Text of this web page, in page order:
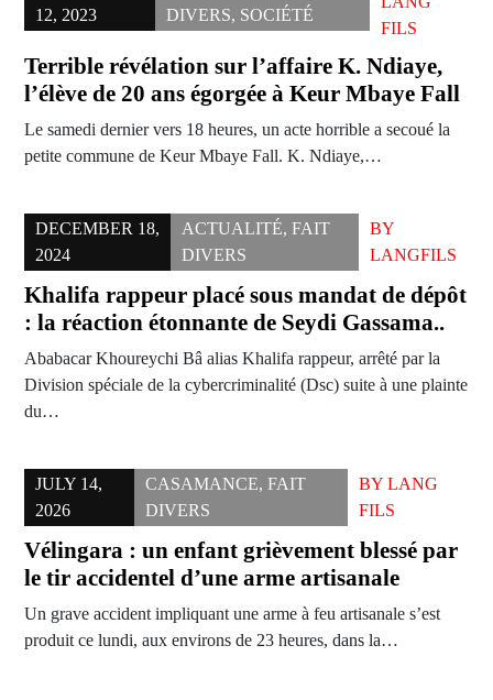
12, 2023
DIVERS, SOCIÉTÉ
FILS
Terrible révélation sur l’affaire K. Ndiaye,
l’élève de 20 ans égorgée à Keur Mbaye Fall
Le samedi dernier vers 18 heures, un acte horrible a secoué la
petite commune de Keur Mbaye Fall. K. Ndiaye,…
DECEMBER 18,
2024
ACTUALITÉ,FAIT
DIVERS
BY
LANGFILS
Khalifa rappeur placé sous mandat de dépôt
: la réaction étonnante de Seydi Gassama..
Ababacar Khoureychi Bâ alias Khalifa rappeur, arrêté par la
Division spéciale de la cybercriminalité (Dsc) suite à une plainte
du…
JULY 14,
2026
CASAMANCE,FAIT
DIVERS
BY LANG
FILS
Vélingara : un enfant grièvement blessé par
le tir accidentel d’une arme artisanale
Un grave accident impliquant une arme à feu artisanale s’est
produit ce lundi, aux environs de 23 heures, dans la…